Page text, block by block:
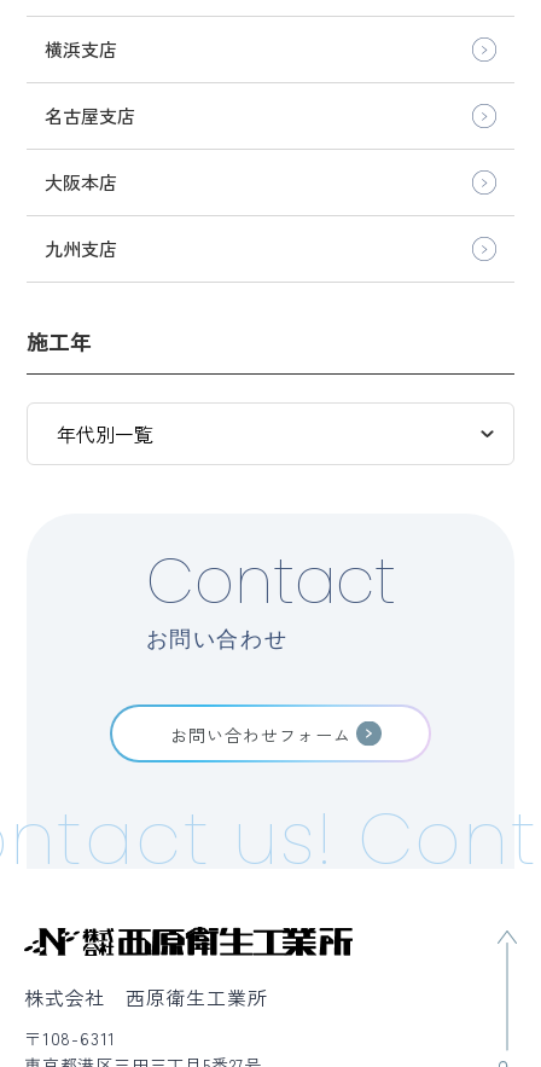
横浜支店
名古屋支店
大阪本店
九州支店
施工年
Contact
お問い合わせ
お問い合わせフォーム
us!
株式会社 西原衛生工業所
〒108-6311